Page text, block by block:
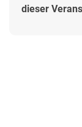
dieser